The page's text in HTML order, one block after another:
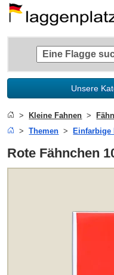
Unsere
Kleine Fahnen
Themen
Einfarbige
Rote Fähnchen